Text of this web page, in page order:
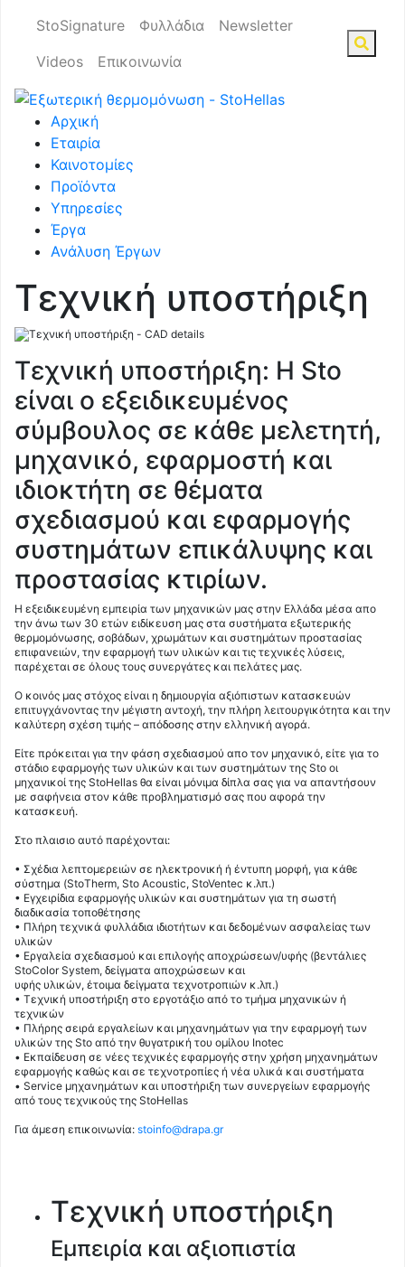
StoSignature Φυλλάδια
Newsletter
Videos
Επικοινωνία
Αρχική
Εταιρία
Καινοτομίες
Προϊόντα
Υπηρεσίες
Έργα
Ανάλυση Έργων
Τεχνική υποστήριξη
Τεχνική υποστήριξη: H Sto
είναι ο εξειδικευμένος
σύμβουλος σε κάθε μελετητή,
μηχανικό, εφαρμοστή και
ιδιοκτήτη σε θέματα
σχεδιασμού και εφαρμογής
συστημάτων επικάλυψης και
προστασίας κτιρίων.
Η εξειδικευμένη εμπειρία των μηχανικών μας στην Ελλάδα μέσα απο
την άνω των 30 ετών ειδίκευση μας στα συστήματα εξωτερικής
θερμομόνωσης, σοβάδων, χρωμάτων και συστημάτων προστασίας
επιφανειών, την εφαρμογή των υλικών και τις τεχνικές λύσεις,
παρέχεται σε όλους τους συνεργάτες και πελάτες μας.
Ο κοινός μας στόχος είναι η δημιουργία αξιόπιστων κατασκευών
επιτυγχάνοντας την μέγιστη αντοχή, την πλήρη λειτουργικότητα και την
καλύτερη σχέση τιμής – απόδοσης στην ελληνική αγορά.
Είτε πρόκειται για την φάση σχεδιασμού απο τον μηχανικό, είτε για το
στάδιο εφαρμογής των υλικών και των συστημάτων της Sto οι
μηχανικοί της StoHellas θα είναι μόνιμα δίπλα σας για να απαντήσουν
με σαφήνεια στον κάθε προβληματισμό σας που αφορά την
κατασκευή.
Στο πλαισιο αυτό παρέχονται:
• Σχέδια λεπτομερειών σε ηλεκτρονική ή έντυπη μορφή, για κάθε
σύστημα (StoTherm, Sto Acoustic, StoVentec κ.λπ.)
• Εγχειρίδια εφαρμογής υλικών και συστημάτων για τη σωστή
διαδικασία τοποθέτησης
• Πλήρη τεχνικά φυλλάδια ιδιοτήτων και δεδομένων ασφαλείας των
υλικών
• Εργαλεία σχεδιασμού και επιλογής αποχρώσεων/υφής (βεντάλιες
StoColor System, δείγματα αποχρώσεων και
υφής υλικών, έτοιμα δείγματα τεχνοτροπιών κ.λπ.)
• Τεχνική υποστήριξη στο εργοτάξιο από το τμήμα μηχανικών ή
τεχνικών
• Πλήρης σειρά εργαλείων και μηχανημάτων για την εφαρμογή των
υλικών της Sto από την θυγατρική του ομίλου Inotec
• Εκπαίδευση σε νέες τεχνικές εφαρμογής στην χρήση μηχανημάτων
εφαρμογής καθώς και σε τεχνοτροπίες ή νέα υλικά και συστήματα
• Service μηχανημάτων και υποστήριξη των συνεργείων εφαρμογής
από τους τεχνικούς της StoHellas
Για άμεση επικοινωνία: stoinfo@drapa.gr
Τεχνική υποστήριξη
Εμπειρία και αξιοπιστία